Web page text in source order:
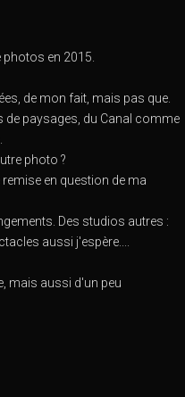
photos en 2015.
de mon fait, mais pas que.
de paysages, du Canal comme
photo ?
en question de ma
Des studios autres :
aussi j'espère....
mais aussi d'un peu